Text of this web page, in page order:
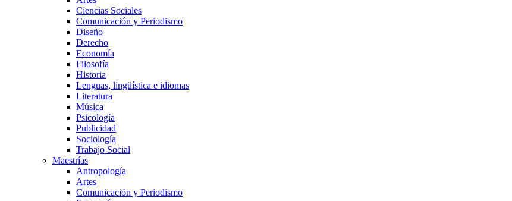
Ciencias Sociales
Comunicación y Periodismo
Diseño
Derecho
Economía
Filosofía
Historia
Lenguas, lingüística e idiomas
Literatura
Música
Psicología
Publicidad
Sociología
Trabajo Social
Maestrías
Antropología
Artes
Comunicación y Periodismo